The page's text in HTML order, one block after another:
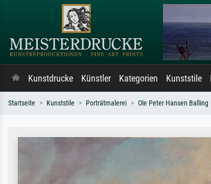
Kunstdrucke Künstler Kategorien Kunststile
Startseite Kunststile Porträtmalerei Ole Peter Hansen Balling